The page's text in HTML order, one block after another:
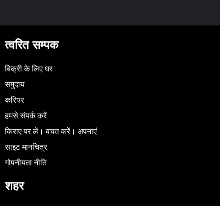
त्वरित सम्पक
बिक्री के लिए घर
समुदाय
करियर
हमसे संपर्क करें
किराए पर लें। बचत करें। अपनाएं
साइट मानचित्र
गोपनीयता नीति
शहर